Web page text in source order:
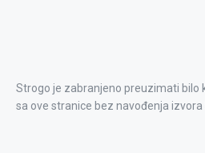
Strogo je zabranjeno preuzimati bilo
sa ove stranice bez navođenja izvora